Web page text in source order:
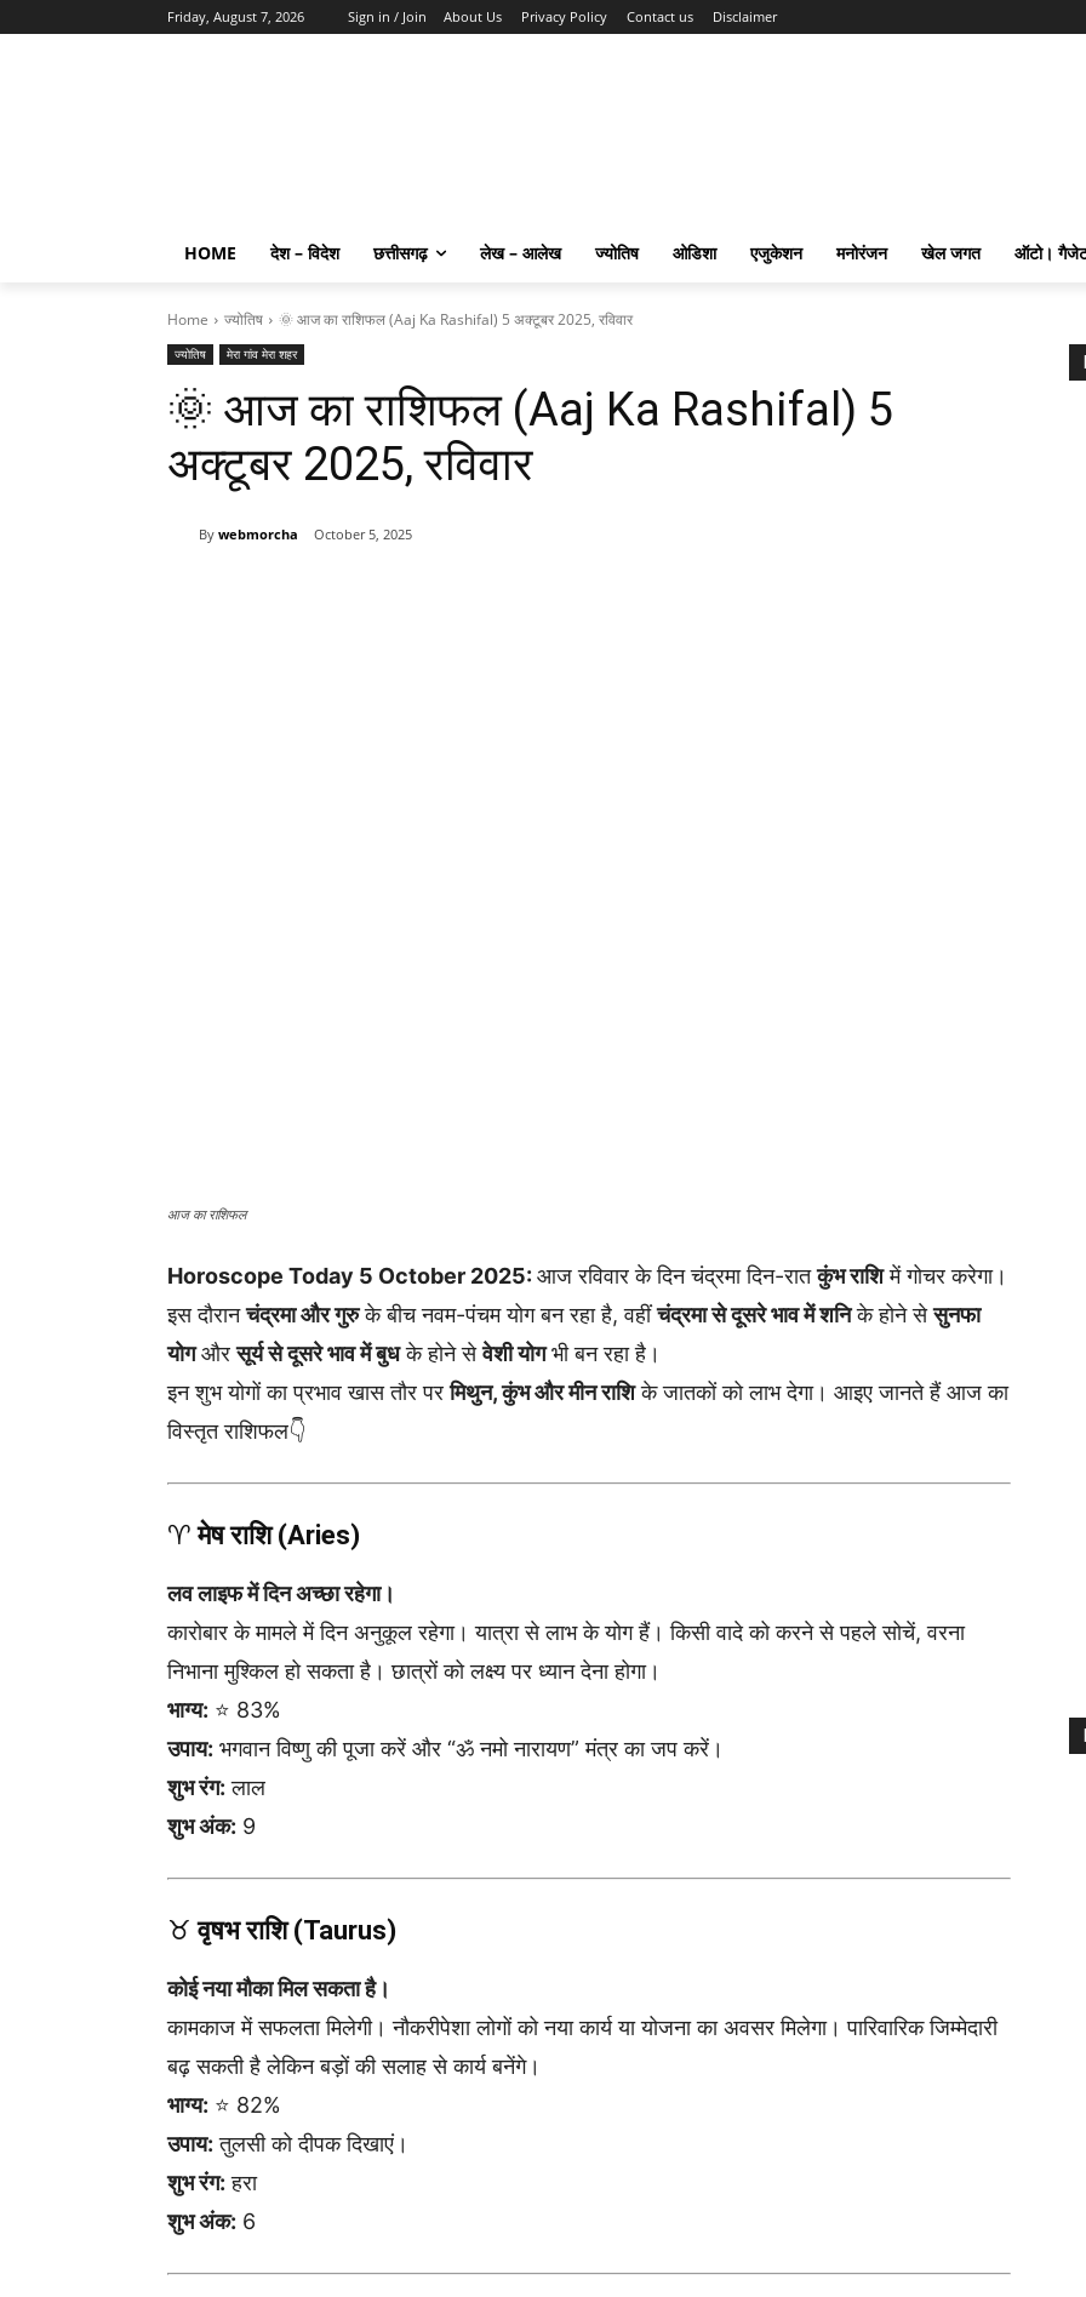
Friday, August 7, 2026 Sign in / Join About Us Privacy Policy Contact us Disclaimer
HOME देश – विदेश छत्तीसगढ़ लेख – आलेख ज्योतिष ओडिशा एजुकेशन मनोरंजन खेल जगत ऑटो।
Home ज्योतिष 🌞 आज का राशिफल (Aaj Ka Rashifal) 5 अक्टूबर 2025, रविवार
ज्योतिष मेरा गांव मेरा शहर
🌞 आज का राशिफल (Aaj Ka Rashifal) 5
अक्टूबर 2025, रविवार
By webmorcha October 5, 2025
आज का राशिफल
Horoscope Today 5 October 2025: आज रविवार के दिन चंद्रमा दिन-रातकुंभ राशिमें गोचर करेगा।
इस दौरानचंद्रमा और गुरुके बीच नवम-पंचम योग बन रहा है, वहींचंद्रमा से दूसरे भाव में शनिके होने सेसुनफा
योगऔरसूर्य से दूसरे भाव में बुधके होने सेवेशी योगभी बन रहा है।
इन शुभ योगों का प्रभाव खास तौर परमिथुन, कुंभ और मीन राशिके जातकों को लाभ देगा। आइए जानते हैं आज का
विस्तृत राशिफल👇
♈मेष राशि (Aries)
लव लाइफ में दिन अच्छा रहेगा।
कारोबार के मामले में दिन अनुकूल रहेगा। यात्रा से लाभ के योग हैं। किसी वादे को करने से पहले सोचें, वरना
निभाना मुश्किल हो सकता है। छात्रों को लक्ष्य पर ध्यान देना होगा।
भाग्य: ⭐ 83%
उपाय: भगवान विष्णु की पूजा करें और “ॐ नमो नारायण” मंत्र का जप करें।
शुभ रंग: लाल
शुभ अंक: 9
♉वृषभ राशि (Taurus)
कोई नया मौका मिल सकता है।
कामकाज में सफलता मिलेगी। नौकरीपेशा लोगों को नया कार्य या योजना का अवसर मिलेगा। पारिवारिक जिम्मेदारी
बढ़ सकती है लेकिन बड़ों की सलाह से कार्य बनेंगे।
भाग्य: ⭐ 82%
उपाय: तुलसी को दीपक दिखाएं।
शुभ रंग: हरा
शुभ अंक: 6